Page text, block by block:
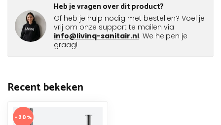
Heb je vragen over dit product?
Of heb je hulp nodig met bestellen? Voel je
vrij om onze support te mailen via
info@livinq-sanitair.nl. We helpen je
graag!
Recent bekeken
-20%